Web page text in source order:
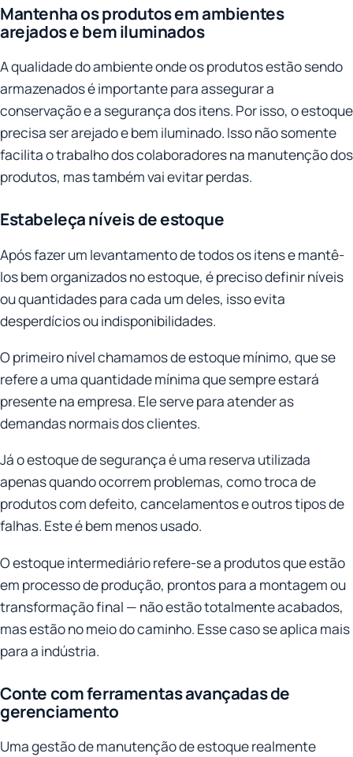
Mantenha os produtos em ambientes
arejados e bem iluminados
A qualidade do ambiente onde os produtos estão sendo
armazenados é importante para assegurar a
conservação e a segurança dos itens. Por isso, o estoque
precisa ser arejado e bem iluminado. Isso não somente
facilita o trabalho dos colaboradores na manutenção dos
produtos, mas também vai evitar perdas.
Estabeleça níveis de estoque
Após fazer um levantamento de todos os itens e mantê-
los bem organizados no estoque, é preciso definir níveis
ou quantidades para cada um deles, isso evita
desperdícios ou indisponibilidades.
O primeiro nível chamamos de estoque mínimo, que se
refere a uma quantidade mínima que sempre estará
presente na empresa. Ele serve para atender as
demandas normais dos clientes.
Já o estoque de segurança é uma reserva utilizada
apenas quando ocorrem problemas, como troca de
produtos com defeito, cancelamentos e outros tipos de
falhas. Este é bem menos usado.
O estoque intermediário refere-se a produtos que estão
em processo de produção, prontos para a montagem ou
transformação final — não estão totalmente acabados,
mas estão no meio do caminho. Esse caso se aplica mais
para a indústria.
Conte com ferramentas avançadas de
gerenciamento
Uma gestão de manutenção de estoque realmente